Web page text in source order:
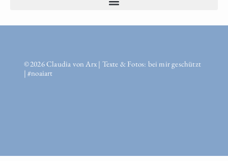
© 2026 Claudia von Arx | Texte & Fotos: bei mir geschützt
| #noaiart